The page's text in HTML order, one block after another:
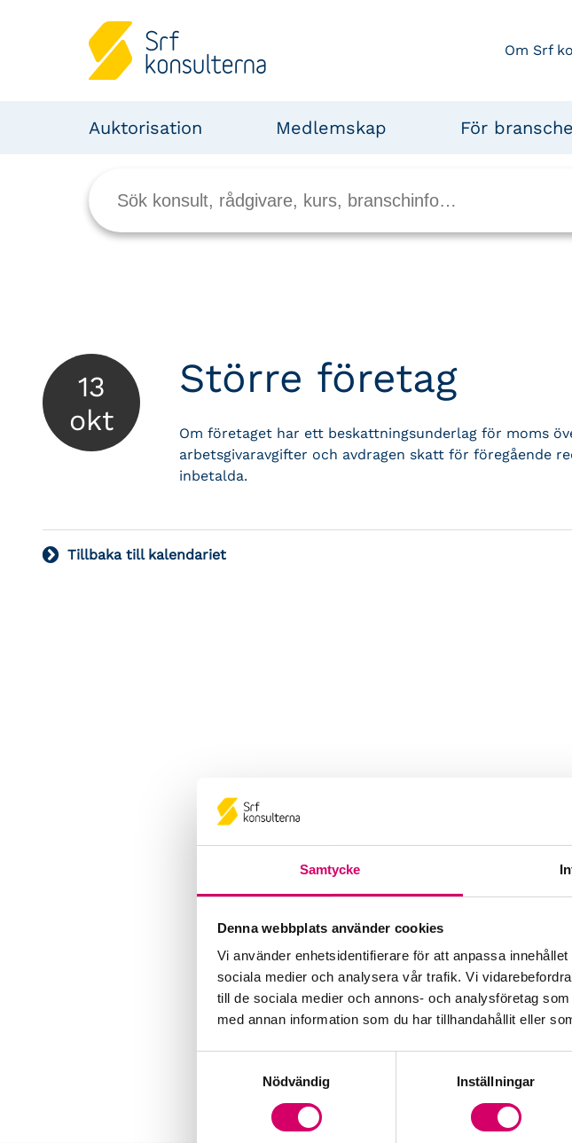
Samtycke
Denna webbplats använder cookies
Vi använder enhetsidentifierare för att anpassa
sociala medier och analysera vår trafik. Vi
till de sociala medier och annons- och analysföretag
med annan information som du har tillhandahållit eller
Nödvändig
Inställningar
Om Srf
Auktorisation Medlemskap För
13
okt
Större företag
Om företaget har ett beskattningsunderlag för moms
arbetsgivaravgifter och avdragen skatt för föregående
inbetalda.
Tillbaka till kalendariet